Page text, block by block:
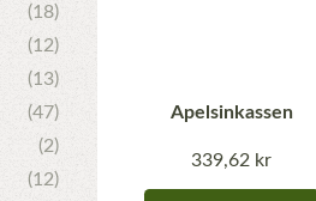
(18)
(12)
(13)
(47)
(2)
(12)
Apelsinkassen
339,62 kr